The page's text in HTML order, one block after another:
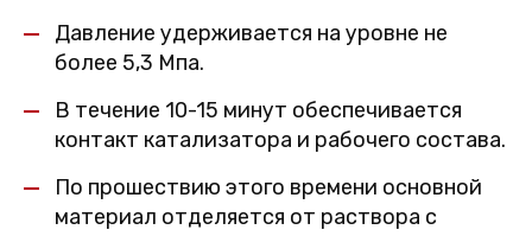
Давление удерживается на уровне не
более 5,3 Мпа.
В течение 10-15 минут обеспечивается
контакт катализатора и рабочего состава.
По прошествию этого времени основной
материал отделяется от раствора с